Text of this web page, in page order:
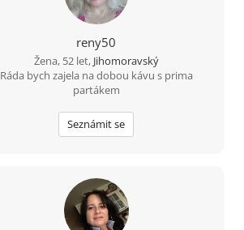
reny50
Žena, 52 let, Jihomoravský
Ráda bych zajela na dobou kávu s prima
partákem
Seznámit se